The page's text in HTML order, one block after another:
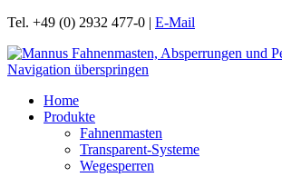
Tel. +49 (0) 2932 477-0 | E-Mail
Navigation überspringen
Home
Produkte
Fahnenmasten
Transparent-Systeme
Wegesperren